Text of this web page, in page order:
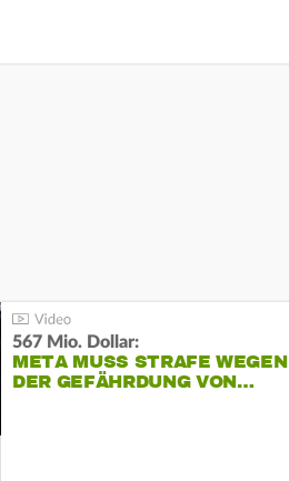
567 Mio. Dollar:
META MUSS STRAFE WEGEN
DER GEFÄHRDUNG VON…